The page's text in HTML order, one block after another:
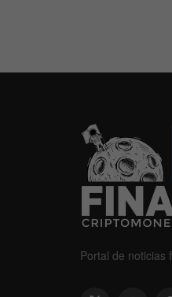
Portal de noticias